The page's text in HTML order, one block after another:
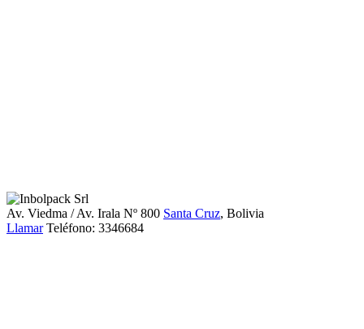
Av. Viedma / Av. Irala Nº 800 Santa Cruz, Bolivia
Llamar Teléfono: 3346684